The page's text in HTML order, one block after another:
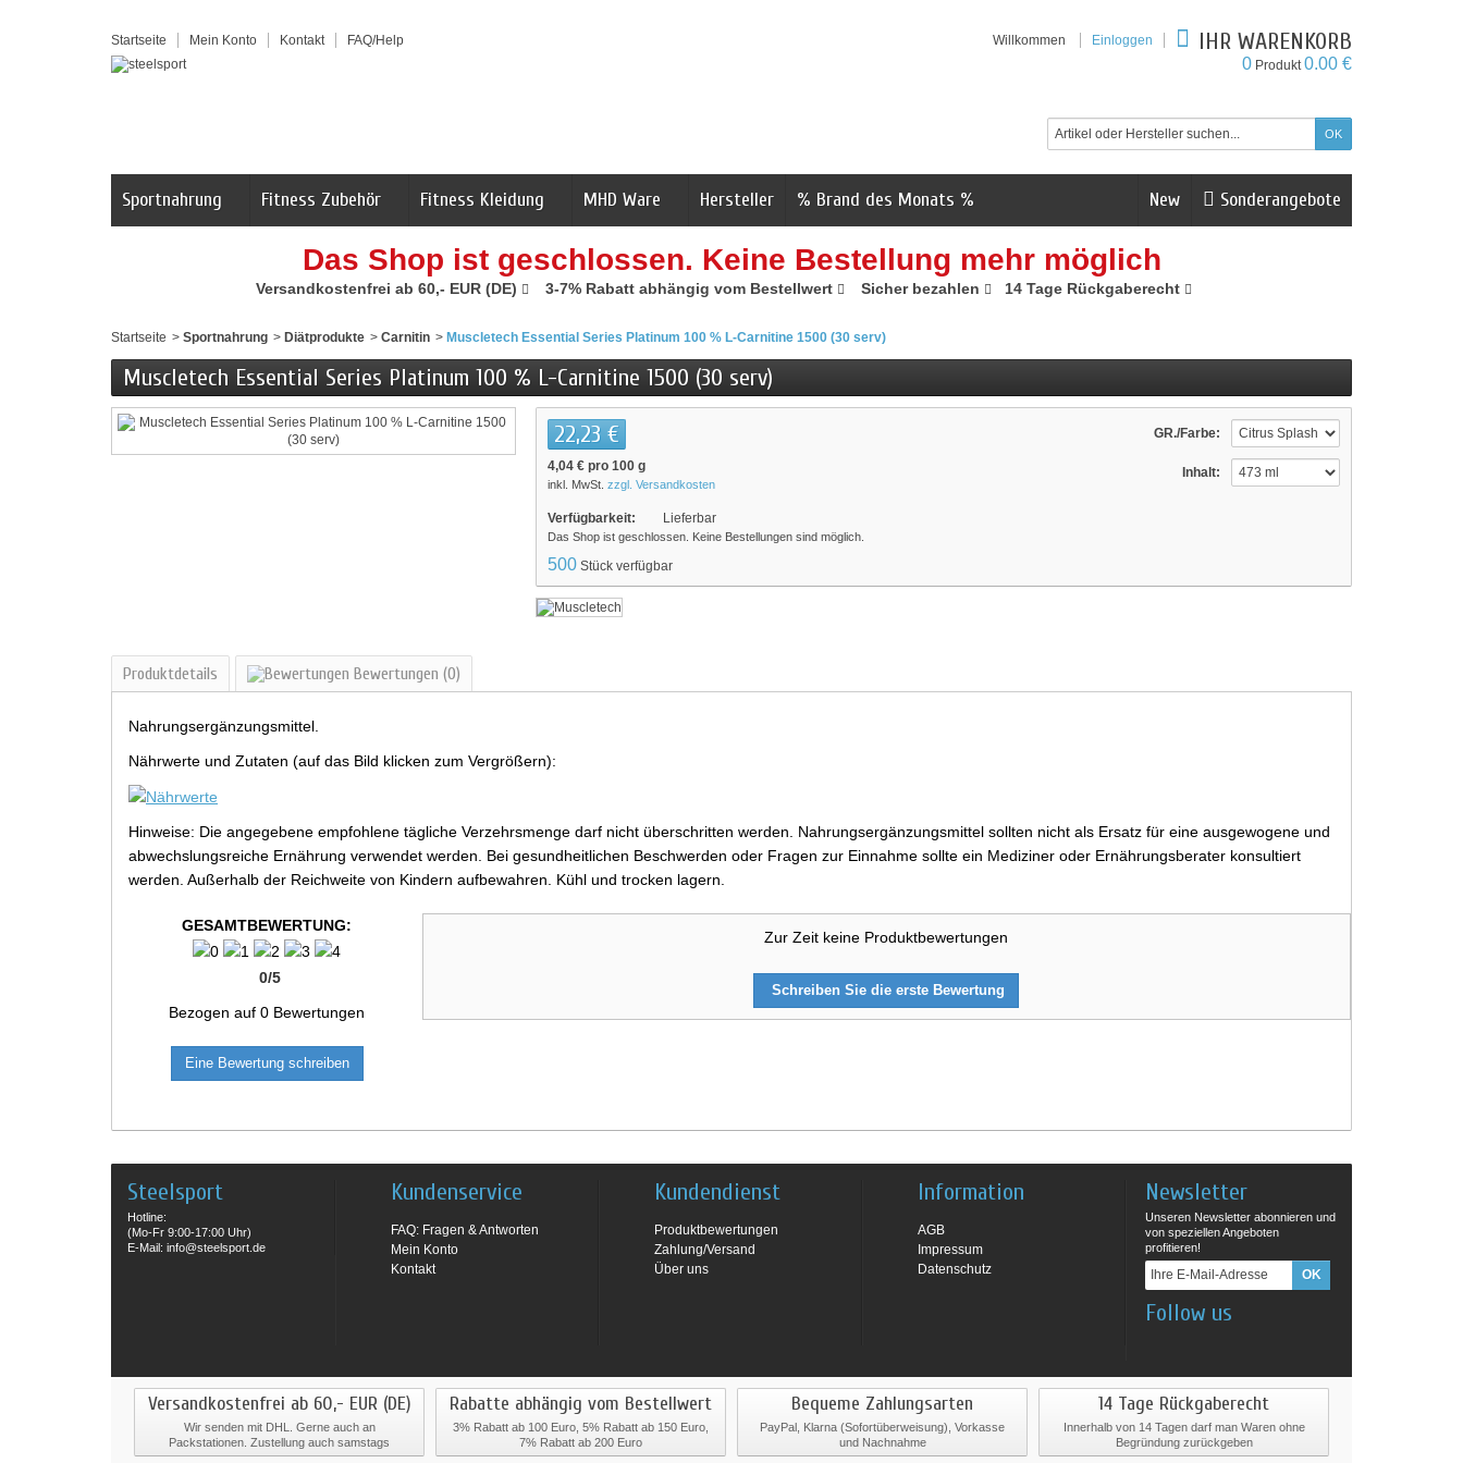
Startseite Mein Konto Kontakt FAQ/Help Willkommen Einloggen IHR WARENKORB
0 Produkt0.00 €
Sonderangebote
New
Sportnahrung Fitness Zubehör Fitness Kleidung MHD Ware Hersteller % Brand des Monats %
Das Shop ist geschlossen. Keine Bestellung mehr möglich
Versandkostenfrei ab 60,- EUR (DE) 3-7% Rabatt abhängig vom Bestellwert Sicher bezahlen 14 Tage Rückgaberecht
Startseite > Sportnahrung > Diätprodukte > Carnitin > Muscletech Essential Series Platinum 100 % L-Carnitine 1500 (30 serv)
Muscletech Essential Series Platinum 100 % L-Carnitine 1500 (30 serv)
GR./Farbe:
Inhalt:
22,23 €
4,04 € pro 100 g
inkl. MwSt. zzgl. Versandkosten
Verfügbarkeit: Lieferbar
Das Shop ist geschlossen. Keine Bestellungen sind möglich.
500 Stück verfügbar
Produktdetails Bewertungen (0)
Nahrungsergänzungsmittel.
Nährwerte und Zutaten (auf das Bild klicken zum Vergrößern):
Hinweise: Die angegebene empfohlene tägliche Verzehrsmenge darf nicht überschritten werden. Nahrungsergänzungsmittel sollten nicht als Ersatz für eine ausgewogene und
abwechslungsreiche Ernährung verwendet werden. Bei gesundheitlichen Beschwerden oder Fragen zur Einnahme sollte ein Mediziner oder Ernährungsberater konsultiert
werden. Außerhalb der Reichweite von Kindern aufbewahren. Kühl und trocken lagern.
GESAMTBEWERTUNG:
0/5
Bezogen auf0 Bewertungen
Eine Bewertung schreiben
Zur Zeit keine Produktbewertungen
Schreiben Sie die erste Bewertung
Steelsport
Hotline:
(Mo-Fr 9:00-17:00 Uhr)
E-Mail: info@steelsport.de
Kundenservice
FAQ: Fragen & Antworten
Mein Konto
Kontakt
Kundendienst
Produktbewertungen
Zahlung/Versand
Über uns
Information
AGB
Impressum
Datenschutz
Newsletter
Unseren Newsletter abonnieren und
von speziellen Angeboten
profitieren!
Follow us
Versandkostenfrei ab 60,- EUR (DE)
Wir senden mit DHL. Gerne auch an
Packstationen. Zustellung auch samstags
Rabatte abhängig vom Bestellwert
3% Rabatt ab 100 Euro, 5% Rabatt ab 150 Euro,
7% Rabatt ab 200 Euro
Bequeme Zahlungsarten
PayPal, Klarna (Sofortüberweisung), Vorkasse
und Nachnahme
14 Tage Rückgaberecht
Innerhalb von 14 Tagen darf man Waren ohne
Begründung zurückgeben